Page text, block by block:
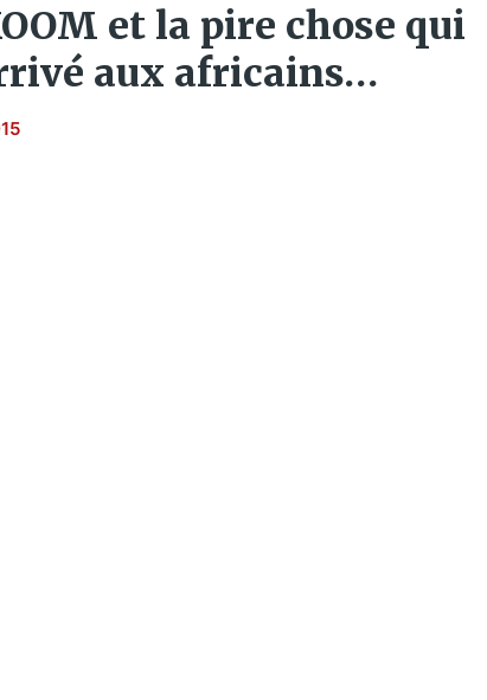
et la pire chose qui
aux africains…